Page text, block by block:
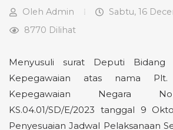
Oleh Admin
Sabtu, 16
8770 Dilihat
Menyusuli surat Deputi Bidang
Kepegawaian atas nama
Kepegawaian Negara
KS.04.01/SD/E/2023 tanggal 9
Penyesuaian Jadwal Pelaksanaan